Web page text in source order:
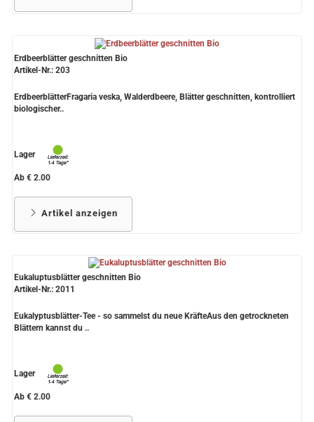
Erdbeerblätter geschnitten Bio
Artikel-Nr.: 203
ErdbeerblätterFragaria veska, Walderdbeere, Blätter geschnitten, kontrolliert
biologischer..
Lager
Ab € 2.00
Artikel anzeigen
Eukaluptusblätter geschnitten Bio
Artikel-Nr.: 2011
Eukalyptusblätter-Tee - so sammelst du neue KräfteAus den getrockneten
Blättern kannst du ..
Lager
Ab € 2.00